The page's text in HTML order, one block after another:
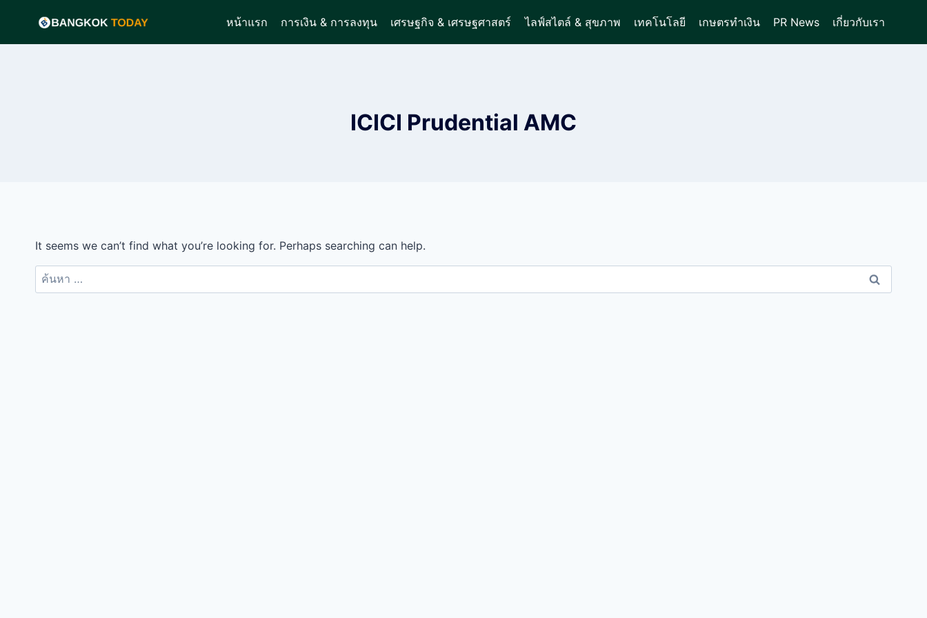
content
หน้าแรก การเงิน & การลงทุน เศรษฐกิจ & เศรษฐศาสตร์ ไลฟ์สไตล์ & สุขภาพ เทคโนโลยี เกษตรทำเงิน PR News เกี่ยวกับเรา
ICICI Prudential AMC
It seems we can’t find what you’re looking for. Perhaps searching can help.
ค้นหา
สำหรับ: